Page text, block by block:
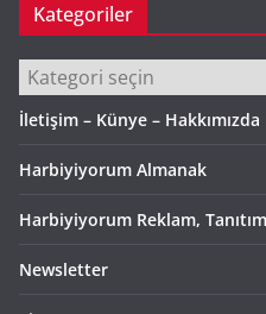
Kategoriler
Kategoriler
İletişim – Künye – Hakkımızda
Harbiyiyorum Almanak
Harbiyiyorum Reklam,
Newsletter